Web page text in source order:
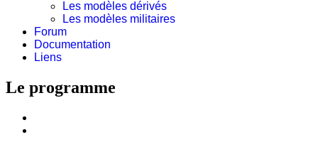
Les modèles dérivés
Les modèles militaires
Forum
Documentation
Liens
Le programme